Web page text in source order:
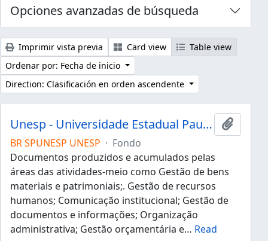
Opciones avanzadas de búsqueda
Imprimir vista previa Card view
Table view
Ordenar por: Fecha de inicio
Direction: Clasificación en orden ascendente
Unesp - Universidade Estadual Paulista "Júlio de Mesquita Filho"
Añadir
BR SPUNESP UNESP · Fondo
Documentos produzidos e acumulados pelas
áreas das atividades-meio como Gestão de bens
materiais e patrimoniais;. Gestão de recursos
humanos; Comunicação institucional; Gestão de
documentos e informações; Organização
administrativa; Gestão orçamentária e… Read